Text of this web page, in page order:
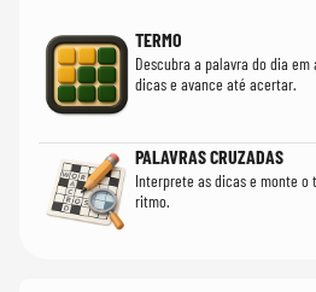
TERMO
Descubra a palavra do dia
dicas e avance até acertar.
PALAVRAS CRUZADAS
Interprete as dicas e monte
ritmo.